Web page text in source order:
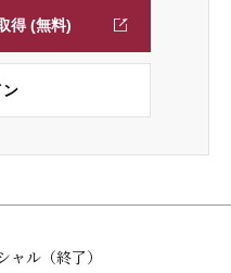
得 (無料)
ン
ル（終了）